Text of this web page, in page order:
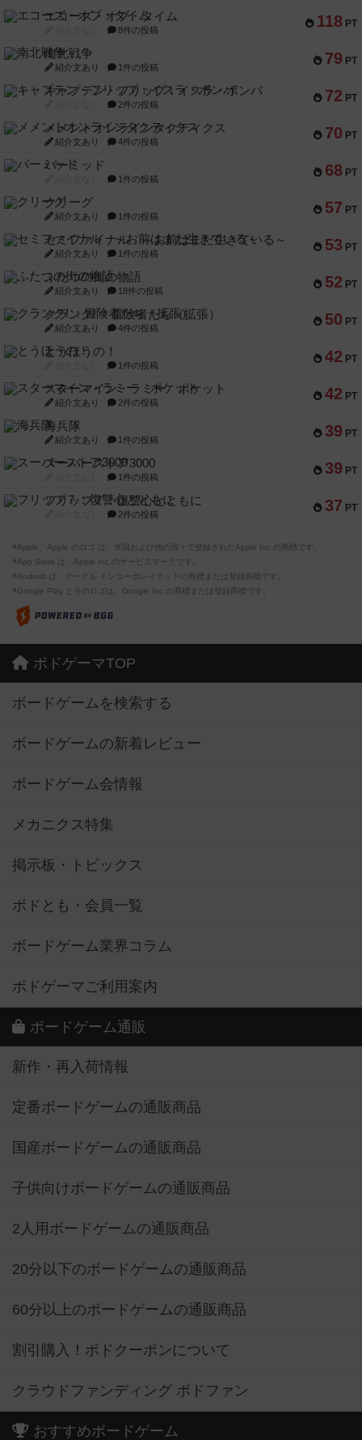
118 PT
エコーズ・オブ・タイム
8件の投稿
79 PT
南北戦争
紹介文あり 1件の投稿
72 PT
キャプテン・フリップ：イスラ・ボンバ
2件の投稿
70 PT
メメントオンラインタクティクス
紹介文あり 4件の投稿
68 PT
パーミッド
1件の投稿
57 PT
クリーグ
紹介文あり 1件の投稿
53 PT
セミファイナル ～お前はまだ生きている～
紹介文あり 1件の投稿
52 PT
ふたつの街の物語
紹介文あり 18件の投稿
50 PT
クランク! ：冒険者たち（拡張）
紹介文あり 4件の投稿
42 PT
とうほうの！
1件の投稿
42 PT
スターマイン・ラミー ポケット
紹介文あり 2件の投稿
39 PT
海兵隊
紹介文あり 1件の投稿
39 PT
スーパーストア3000
1件の投稿
37 PT
フリップ７：復讐心とともに
2件の投稿
※Apple、Apple のロゴ は、米国および他の国々で登録されたApple Inc.の商標です。
※App Store は、Apple Inc.のサービスマークです。
※Android は、グーグル インコーポレイテッドの商標または登録商標です。
※Google Play とそのロゴは、Google Inc.の商標または登録商標です。
ボドゲーマTOP
ボードゲームを検索する
ボードゲームの新着レビュー
ボードゲーム会情報
メカニクス特集
掲示板・トピックス
ボドとも・会員一覧
ボードゲーム業界コラム
ボドゲーマご利用案内
ボードゲーム通販
新作・再入荷情報
定番ボードゲームの通販商品
国産ボードゲームの通販商品
子供向けボードゲームの通販商品
2人用ボードゲームの通販商品
20分以下のボードゲームの通販商品
60分以上のボードゲームの通販商品
割引購入！ボドクーポンについて
クラウドファンディング ボドファン
おすすめボードゲーム